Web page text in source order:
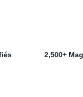
2,500+